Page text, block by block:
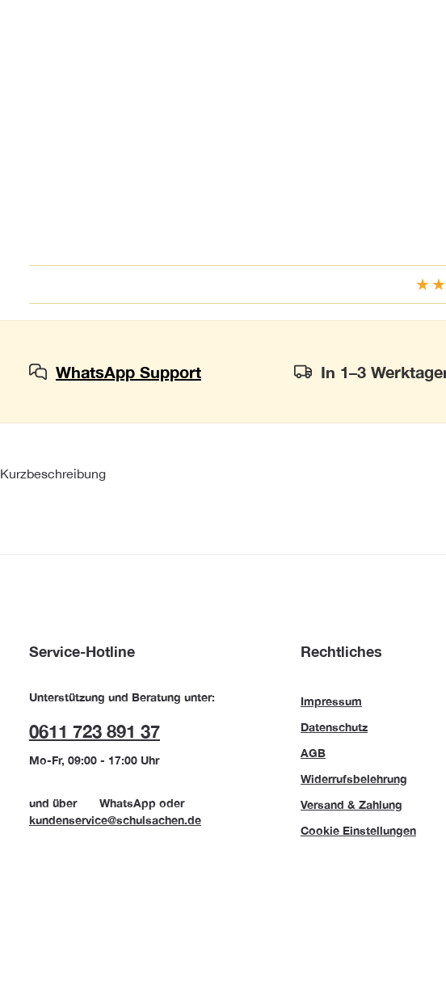
WhatsApp Support In 1–3
Kurzbeschreibung
Service-Hotline
Unterstützung und Beratung unter:
0611 723 891 37
Mo-Fr, 09:00 - 17:00 Uhr
und über WhatsApp oder
kundenservice@schulsachen.de
Rechtliches
Impressum
Datenschutz
AGB
Widerrufsbelehrung
Versand & Zahlung
Cookie Einstellungen